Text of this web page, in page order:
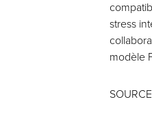
stress
modèle